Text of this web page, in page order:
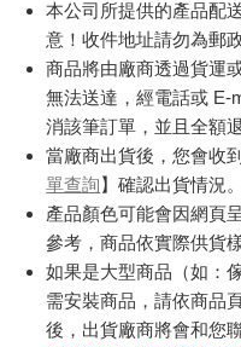
本公司所提供的產品配
意！收件地址請勿為郵政
商品將由廠商透過貨運
無法送達，經電話或 E-
消該筆訂單，並且全額退
當廠商出貨後，您會收
單查詢】確認出貨情況。
產品顏色可能會因網頁
參考，商品依實際供貨
如果是大型商品（如：
需安裝商品，請依商品
後，出貨廠商將會和您